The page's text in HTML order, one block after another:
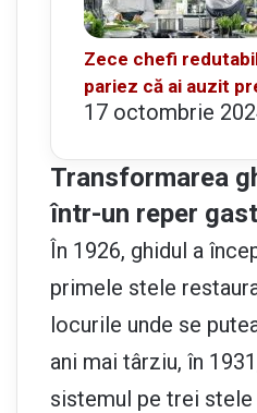
Zece chefi
pariez că ai auzit
17 octombrie
Transformarea
într-un reper
În 1926, ghidul a
primele stele
locurile unde se
ani mai târziu, în
sistemul pe trei